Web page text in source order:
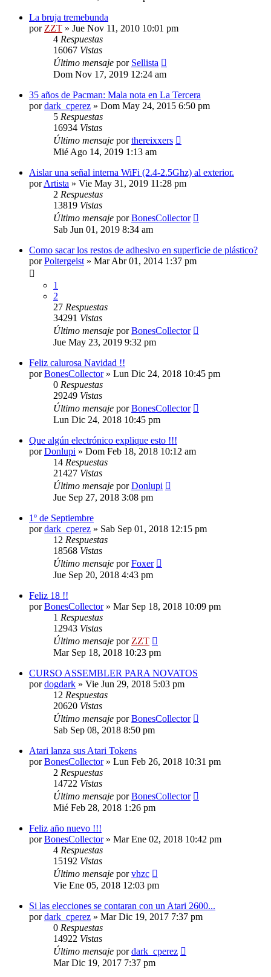
La bruja tremebunda
por ZZT » Jue Nov 11, 2010 10:01 pm
4 Respuestas
16067 Vistas
Último mensaje por Sellista
Dom Nov 17, 2019 12:24 am
35 años de Pacman: Mala nota en La Tercera
pordark_cperez » Dom May 24, 2015 6:50 pm
5 Respuestas
16934 Vistas
Último mensaje porthereixxers
Mié Ago 14, 2019 1:13 am
Aislar una señal interna WiFi (2.4-2.5Ghz) al exterior.
porArtista » Vie May 31, 2019 11:28 pm
2 Respuestas
13819 Vistas
Último mensaje porBonesCollector
Sab Jun 01, 2019 8:34 am
Como sacar los restos de adhesivo en superficie de plástico?
porPoltergeist » Mar Abr 01, 2014 1:37 pm
1
2
27 Respuestas
34291 Vistas
Último mensaje porBonesCollector
Jue May 23, 2019 9:32 pm
Feliz calurosa Navidad !!
porBonesCollector» Lun Dic 24, 2018 10:45 pm
0 Respuestas
29249 Vistas
Último mensaje porBonesCollector
Lun Dic 24, 2018 10:45 pm
Que algún electrónico explique esto !!!
porDonlupi » Dom Feb 18, 2018 10:12 am
14 Respuestas
21427 Vistas
Último mensaje porDonlupi
Jue Sep 27, 2018 3:08 pm
1º de Septiembre
pordark_cperez » Sab Sep 01, 2018 12:15 pm
12 Respuestas
18568 Vistas
Último mensaje porFoxer
Jue Sep 20, 2018 4:43 pm
Feliz 18 !!
porBonesCollector» Mar Sep 18, 2018 10:09 pm
1 Respuestas
12943 Vistas
Último mensaje por ZZT
Mar Sep 18, 2018 10:23 pm
CURSO ASSEMBLER PARA NOVATOS
pordogdark » Vie Jun 29, 2018 5:03 pm
12 Respuestas
20620 Vistas
Último mensaje porBonesCollector
Sab Sep 08, 2018 8:50 pm
Atari lanza sus Atari Tokens
porBonesCollector» Lun Feb 26, 2018 10:31 pm
2 Respuestas
14722 Vistas
Último mensaje porBonesCollector
Mié Feb 28, 2018 1:26 pm
Feliz año nuevo !!!
porBonesCollector» Mar Ene 02, 2018 10:42 pm
4 Respuestas
15192 Vistas
Último mensaje porvhzc
Vie Ene 05, 2018 12:03 pm
Si las elecciones se contaran con un Atari 2600...
pordark_cperez » Mar Dic 19, 2017 7:37 pm
0 Respuestas
14922 Vistas
Último mensaje pordark_cperez
Mar Dic 19, 2017 7:37 pm